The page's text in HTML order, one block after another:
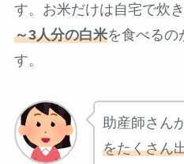
す。お米だけは自宅で炊
～3人分の白米を食べるの
す。
助産師さん
をたくさん